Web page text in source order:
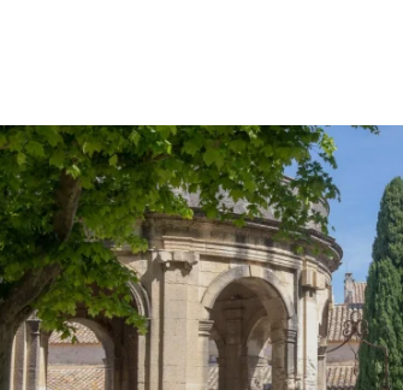
Avignon
de la chartreuse et découverte de la rotonde, © Alex